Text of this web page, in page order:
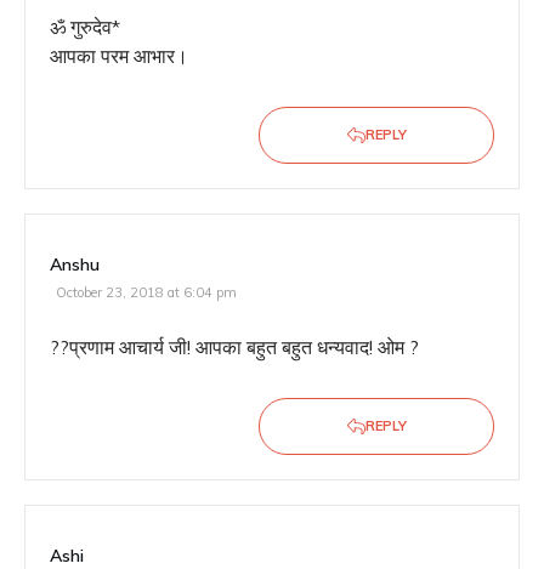
ॐ गुरुदेव*
आपका परम आभार।
REPLY
Anshu
October 23, 2018 at 6:04 pm
??प्रणाम आचार्य जी! आपका बहुत बहुत धन्यवाद! ओम ?
REPLY
Ashi